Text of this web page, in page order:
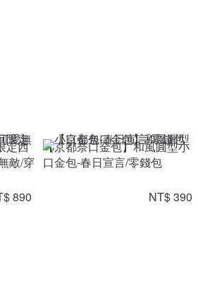
定西
敵/穿
890
【京都奈口金包】和風圓型小
口金包-春日宣言/零錢包
NT$ 390